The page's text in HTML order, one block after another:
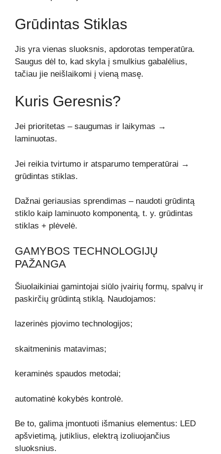
Grūdintas Stiklas
Jis yra vienas sluoksnis, apdorotas temperatūra.
Saugus dėl to, kad skyla į smulkius gabalėlius,
tačiau jie neišlaikomi į vieną masę.
Kuris Geresnis?
Jei prioritetas – saugumas ir laikymas →
laminuotas.
Jei reikia tvirtumo ir atsparumo temperatūrai →
grūdintas stiklas.
Dažnai geriausias sprendimas – naudoti grūdintą
stiklo kaip laminuoto komponentą, t. y. grūdintas
stiklas + plėvelė.
GAMYBOS TECHNOLOGIJŲ
PAŽANGA
Šiuolaikiniai gamintojai siūlo įvairių formų, spalvų ir
paskirčių grūdintą stiklą. Naudojamos:
lazerinės pjovimo technologijos;
skaitmeninis matavimas;
keraminės spaudos metodai;
automatinė kokybės kontrolė.
Be to, galima įmontuoti išmanius elementus: LED
apšvietimą, jutiklius, elektrą izoliuojančius
sluoksnius.